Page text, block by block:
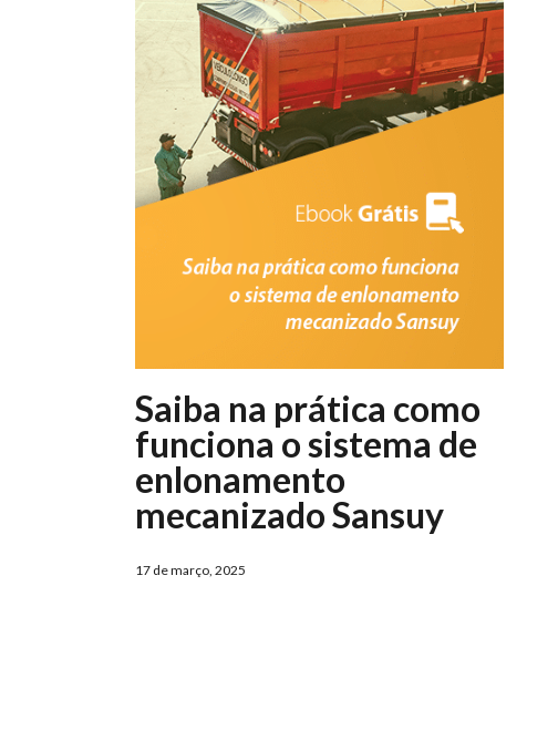
Saiba na prática como
funciona o sistema de
enlonamento
mecanizado Sansuy
17 de março, 2025